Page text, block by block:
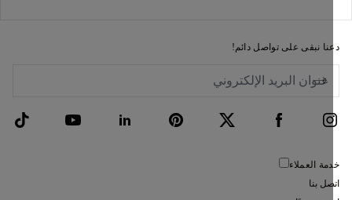
نبقى على تواصل دائم!
العملاء
بنا